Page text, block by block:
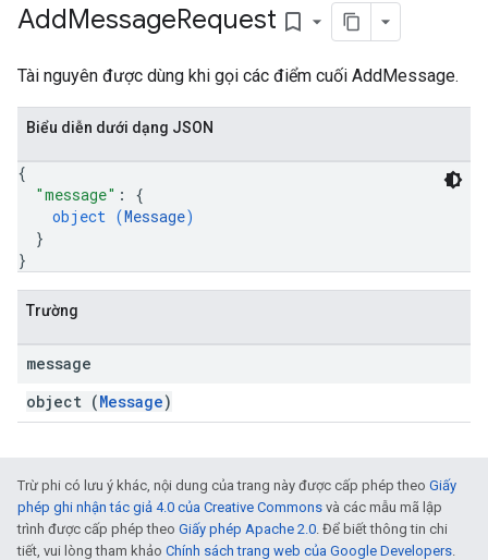
AddMessageRequest bookmark_border
Tài nguyên được dùng khi gọi các điểm cuối AddMessage.
Biểu diễn dưới dạng JSON
{
"message" : {
object (Message)
}
}
Trường
message
object (Message)
Trừ phi có lưu ý khác, nội dung của trang này được cấp phép theo Giấy
phép ghi nhận tác giả 4.0 của Creative Commons và các mẫu mã lập
trình được cấp phép theo Giấy phép Apache 2.0. Để biết thông tin chi
tiết, vui lòng tham khảo Chính sách trang web của Google Developers.